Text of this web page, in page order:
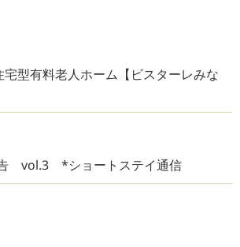
型有料老人ホーム【ビスターレみな
vol.3 *ショートステイ通信